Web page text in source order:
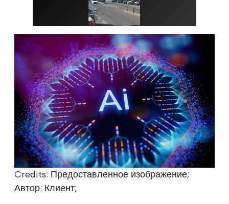
Credits: Предоставленное изображение;
Автор: Клиент;